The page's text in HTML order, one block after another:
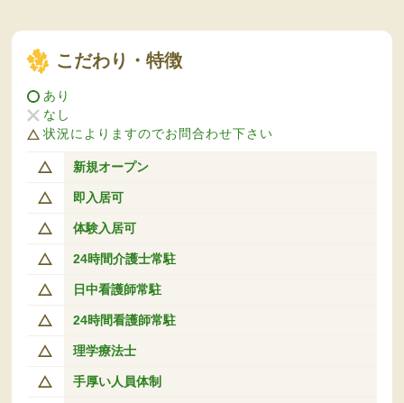
こだわり・特徴
あり
なし
状況によりますのでお問合わせ下さい
新規オープン
即入居可
体験入居可
24時間介護士常駐
日中看護師常駐
24時間看護師常駐
理学療法士
手厚い人員体制